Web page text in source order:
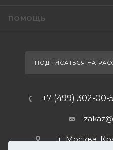
ПОМОЩЬ
ПОДПИСАТЬСЯ НА
+7 (499) 302-00-
г. Москва,